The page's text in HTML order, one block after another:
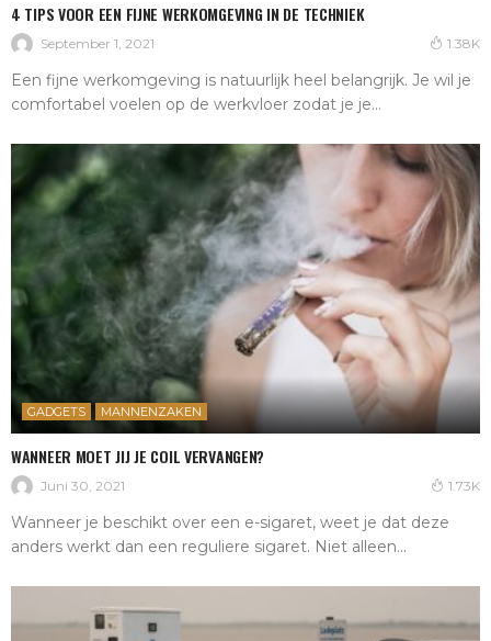
4 TIPS VOOR EEN FIJNE WERKOMGEVING IN DE TECHNIEK
September 1, 2021 1.38K
Een fijne werkomgeving is natuurlijk heel belangrijk. Je wil je
comfortabel voelen op de werkvloer zodat je je...
GADGETS MANNENZAKEN
WANNEER MOET JIJ JE COIL VERVANGEN?
Juni 30, 2021 1.73K
Wanneer je beschikt over een e-sigaret, weet je dat deze
anders werkt dan een reguliere sigaret. Niet alleen...